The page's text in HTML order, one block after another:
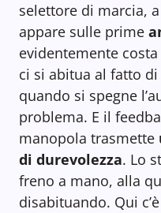
selettore di marcia,
appare sulle prime
evidentemente
ci si abitua al fatto
quando si spegne
problema. E il
manopola trasmette
di durevolezza. Lo
freno a mano, alla
disabituando. Qui